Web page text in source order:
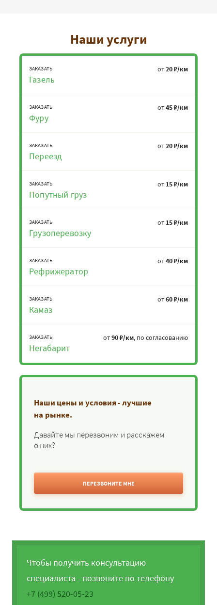
Наши услуги
ЗАКАЗАТЬ
Газель
от20 ₽/км
ЗАКАЗАТЬ
Фуру
от45 ₽/км
ЗАКАЗАТЬ
Переезд
от20 ₽/км
ЗАКАЗАТЬ
Попутный груз
от 15 ₽/км
ЗАКАЗАТЬ
Грузоперевозку
от 15 ₽/км
ЗАКАЗАТЬ
Рефрижератор
от40 ₽/км
ЗАКАЗАТЬ
Камаз
от60 ₽/км
ЗАКАЗАТЬ
Негабарит
от90 ₽/км, по согласованию
Наши цены и условия - лучшие
на рынке.
Давайте мы перезвоним и расскажем
о них?
ПЕРЕЗВОНИТЕ МНЕ
Чтобы получить консультацию
специалиста - позвоните по телефону
+7 (499) 520-05-23